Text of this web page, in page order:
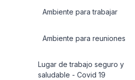
Ambiente para trabajar
Ambiente para reuniones
Lugar de trabajo seguro y
saludable - Covid 19